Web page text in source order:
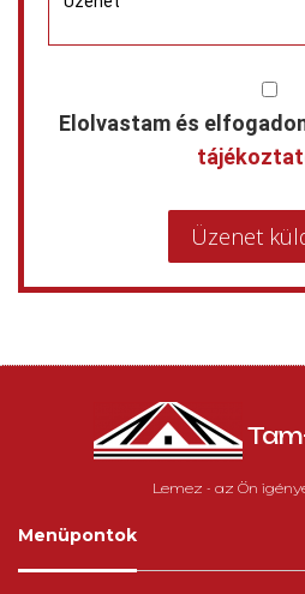
Elolvastam és
Üzenet
Lemez - az Ön
Menüpontok